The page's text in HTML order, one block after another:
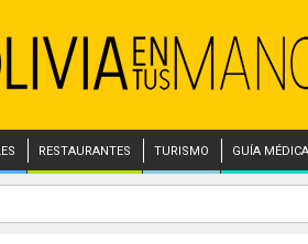
RESTAURANTES TURISMO GUÍA MÉDICA